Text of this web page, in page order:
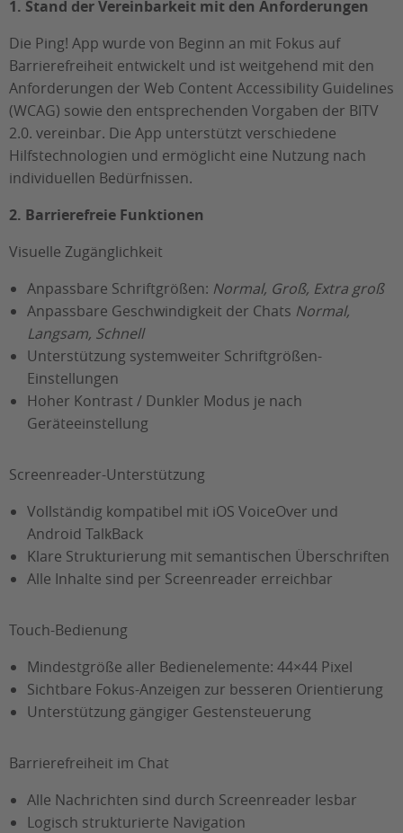
1. Stand der Vereinbarkeit mit den Anforderungen
Die Ping! App wurde von Beginn an mit Fokus auf
Barrierefreiheit entwickelt und ist weitgehend mit den
Anforderungen der Web Content Accessibility Guidelines
(WCAG) sowie den entsprechenden Vorgaben der BITV
2.0. vereinbar. Die App unterstützt verschiedene
Hilfstechnologien und ermöglicht eine Nutzung nach
individuellen Bedürfnissen.
2. Barrierefreie Funktionen
Visuelle Zugänglichkeit
Anpassbare Schriftgrößen: Normal, Groß, Extra groß
Anpassbare Geschwindigkeit der Chats Normal,
Langsam, Schnell
Unterstützung systemweiter Schriftgrößen-
Einstellungen
Hoher Kontrast / Dunkler Modus je nach
Geräteeinstellung
Screenreader-Unterstützung
Vollständig kompatibel mit iOS VoiceOver und
Android TalkBack
Klare Strukturierung mit semantischen Überschriften
Alle Inhalte sind per Screenreader erreichbar
Touch-Bedienung
Mindestgröße aller Bedienelemente: 44×44 Pixel
Sichtbare Fokus-Anzeigen zur besseren Orientierung
Unterstützung gängiger Gestensteuerung
Barrierefreiheit im Chat
Alle Nachrichten sind durch Screenreader lesbar
Logisch strukturierte Navigation